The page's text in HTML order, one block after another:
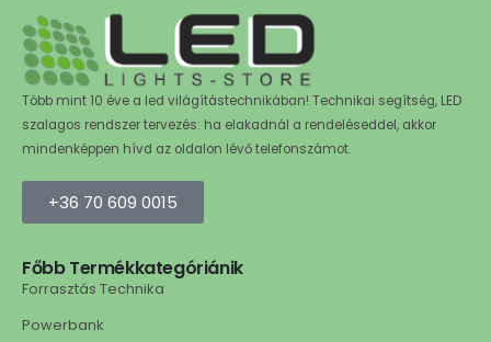
Több mint 10 éve a led világítástechnikában! Technikai segítség, LED
szalagos rendszer tervezés: ha elakadnál a rendeléseddel, akkor
mindenképpen hívd az oldalon lévő telefonszámot.
+36 70 609 0015
Főbb Termékkategóriánik
Forrasztás Technika
Powerbank